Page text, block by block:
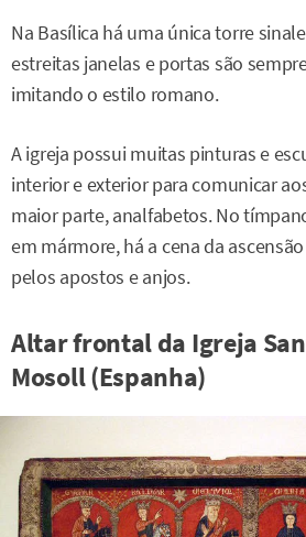
Na Basílica há uma única torre
estreitas janelas e portas são
imitando o estilo romano.
A igreja possui muitas pinturas e
interior e exterior para comunicar
maior parte, analfabetos. No
em mármore, há a cena da
pelos apostos e anjos.
Altar frontal da Igreja
Mosoll (Espanha)